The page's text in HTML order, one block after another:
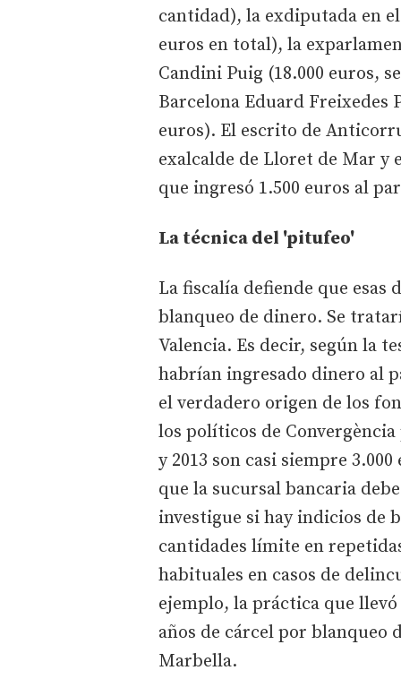
cantidad), la exdiputada en
euros en total), la
Candini Puig (18.000 euros,
Barcelona Eduard Freixedes
euros). El escrito de
exalcalde de Lloret de Mar y
que ingresó 1.500 euros al
La técnica del 'pitufeo'
La fiscalía defiende que esas
blanqueo de dinero. Se
Valencia. Es decir, según la
habrían ingresado dinero al
el verdadero origen de los
los políticos de Convergència
y 2013 son casi siempre
que la sucursal bancaria
investigue si hay indicios de
cantidades límite en
habituales en casos de
ejemplo, la práctica que
años de cárcel por blanqueo
Marbella.